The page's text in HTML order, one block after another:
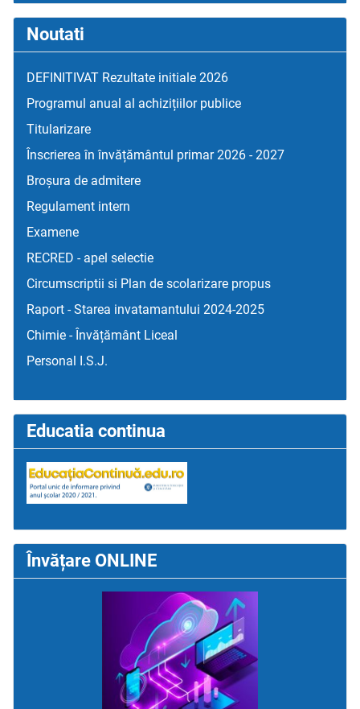
Noutati
DEFINITIVAT Rezultate initiale 2026
Programul anual al achizițiilor publice
Titularizare
Înscrierea în învățământul primar 2026 - 2027
Broșura de admitere
Regulament intern
Examene
RECRED - apel selectie
Circumscriptii si Plan de scolarizare propus
Raport - Starea invatamantului 2024-2025
Chimie - Învățământ Liceal
Personal I.S.J.
Educatia continua
Învățare ONLINE